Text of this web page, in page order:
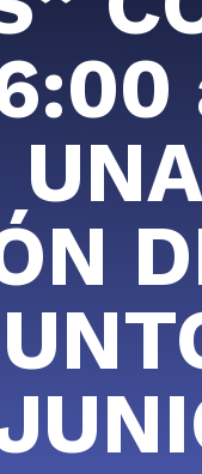
UNA